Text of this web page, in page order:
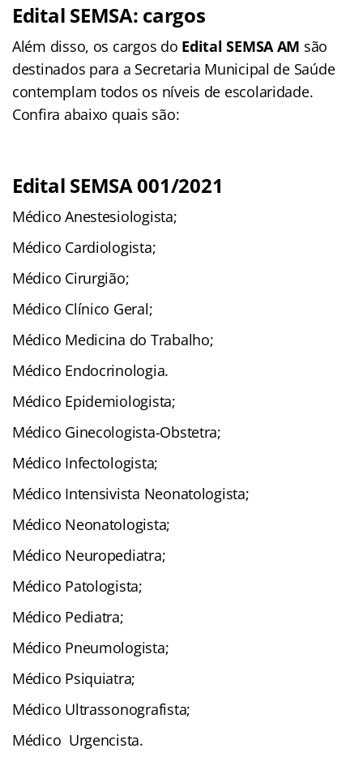
Edital SEMSA: cargos
Além disso, os cargos do Edital SEMSA AM são
destinados para a Secretaria Municipal de Saúde
contemplam todos os níveis de escolaridade.
Confira abaixo quais são:
Edital SEMSA 001/2021
Médico Anestesiologista;
Médico Cardiologista;
Médico Cirurgião;
Médico Clínico Geral;
Médico Medicina do Trabalho;
Médico Endocrinologia.
Médico Epidemiologista;
Médico Ginecologista-Obstetra;
Médico Infectologista;
Médico Intensivista Neonatologista;
Médico Neonatologista;
Médico Neuropediatra;
Médico Patologista;
Médico Pediatra;
Médico Pneumologista;
Médico Psiquiatra;
Médico Ultrassonografista;
Médico Urgencista.